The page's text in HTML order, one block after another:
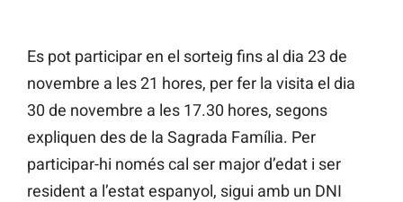
Es pot participar en el sorteig fins al dia 23 de
novembre a les 21 hores, per fer la visita el dia
30 de novembre a les 17.30 hores, segons
expliquen des de la Sagrada Família. Per
participar-hi només cal ser major d’edat i ser
resident a l’estat espanyol, sigui amb un DNI